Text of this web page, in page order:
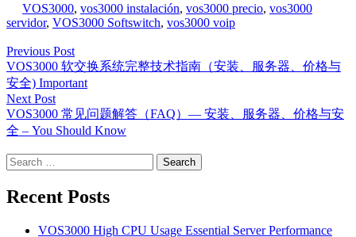
VOS3000, vos3000 instalación, vos3000 precio, vos3000
servidor, VOS3000 Softswitch, vos3000 voip
navigation
Previous Post
VOS3000 软交换系统完整技术指南（安装、服务器、价格与
安全) Important
Next Post
VOS3000 常见问题解答（FAQ）— 安装、服务器、价格与安
全 – You Should Know
Search
for:
Recent Posts
VOS3000 High CPU Usage Essential Server Performance